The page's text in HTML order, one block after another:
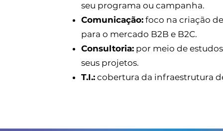
seu programa ou campanha.
Comunicação: foco na criação
para o mercado B2B e B2C.
Consultoria: por meio de
seus projetos.
T.I.: cobertura da infraestrutura